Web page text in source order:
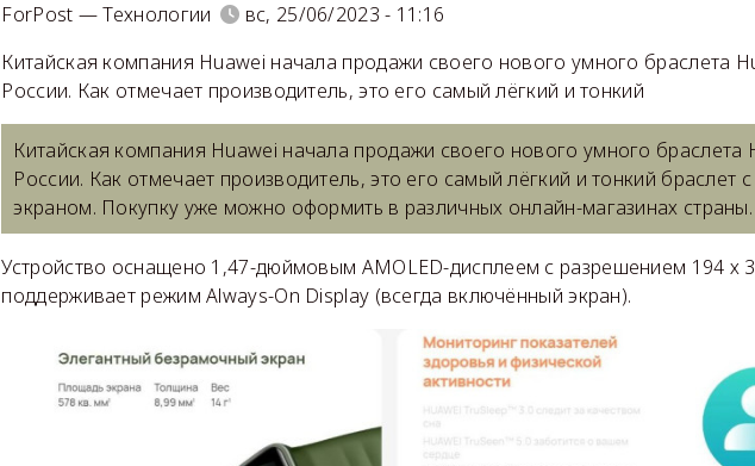
ForPost — Технологии
вс, 25/06/2023 - 11:16
Китайская компания Huawei начала продажи своего нового умного браслета
России. Как отмечает производитель, это его самый лёгкий и тонкий
Китайская компания Huawei начала продажи своего нового умного браслета
России. Как отмечает производитель, это его самый лёгкий и тонкий браслет
экраном. Покупку уже можно оформить в различных онлайн-магазинах страны.
Устройство оснащено 1,47-дюймовым AMOLED-дисплеем с разрешением 194 х
поддерживает режим Always-On Display (всегда включённый экран).